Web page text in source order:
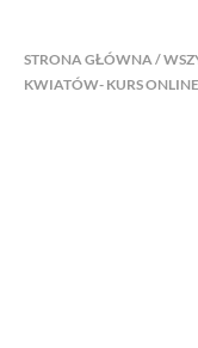
STRONA GŁÓWNA/
KWIATÓW- KURS ONLINE